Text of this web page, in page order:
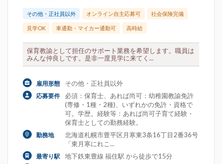
その他・正社員以外 オンライン自主応募可 社会保険完備
見学OK 車通勤・マイカー通勤可 高時給
保育教諭として担任のサポート業務を希望します。職員は
みんな仲良しです。是非一度見学に来てく...
雇用形態 その他・正社員以外
応募要件
必須：保育士、あれば尚可：幼稚園教諭免許
(専修・1種・2種)、いずれかの免許・資格で
可。学歴。経験等：あれば尚可子育て経験・
保育士としての勤務経験。
勤務地
北海道札幌市豊平区月寒東3条16丁目2番36号
「東月寒にれこ...
最寄り駅 地下鉄東豊線 福住駅 から徒歩で15分